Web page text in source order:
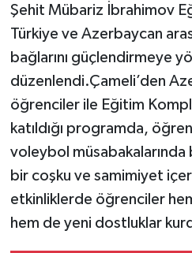
Şehit Mübariz İbrahimov
Türkiye ve Azerbaycan
bağlarını güçlendirmeye
düzenlendi.Çameli’den
öğrenciler ile Eğitim
katıldığı programda,
voleybol
bir coşku ve samimiyet
etkinliklerde öğrenciler
hem de yeni dostluklar